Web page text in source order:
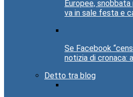
Europee,
va in sale festa e
Se Facebook
notizia di cronaca:
Detto tra blog